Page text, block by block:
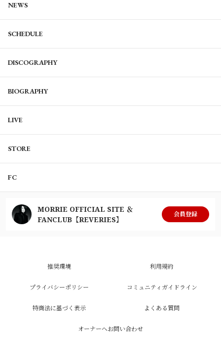
NEWS
SCHEDULE
DISCOGRAPHY
BIOGRAPHY
LIVE
STORE
FC
MORRIE OFFICIAL SITE ＆
FANCLUB【REVERIES】
会員登録
推奨環境 利用規約
プライバシーポリシー コミュニティガイドライン
特商法に基づく表示 よくある質問
オーナーへお問い合わせ